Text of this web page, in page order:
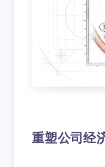
重塑公司经